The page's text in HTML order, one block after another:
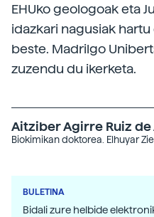
EHUko geologoak eta
idazkari nagusiak
beste. Madrilgo
zuzendu du ikerketa.
Aitziber Agirre Ruiz
Biokimikan doktorea. Elhuyar
BULETINA
Bidali zure helbide